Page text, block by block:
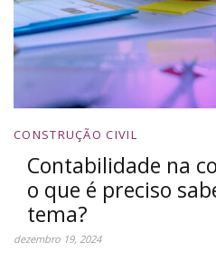
CONSTRUÇÃO CIVIL
Contabilidade na
o que é preciso
tema?
dezembro 19, 2024